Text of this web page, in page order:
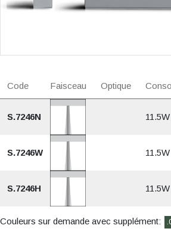
Code Faisceau Optique
S.7246N 11.5W
S.7246W 11.5W
S.7246H 11.5W
Couleurs sur demande avec supplément: